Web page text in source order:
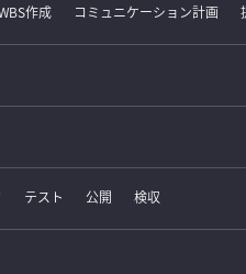
作成 コミュニケーション計画
テスト 公開 検収